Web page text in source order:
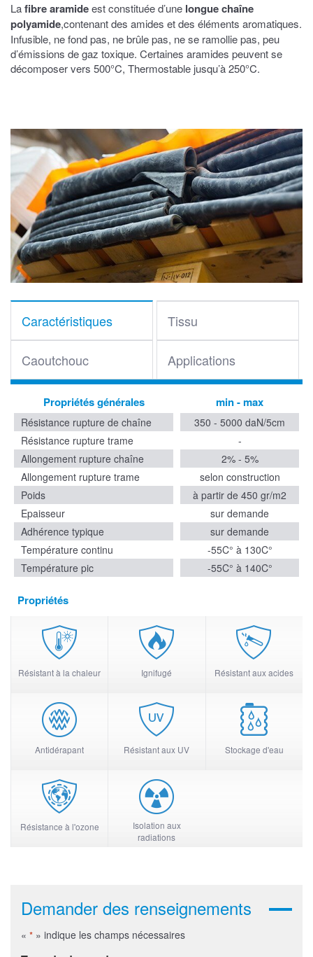
Lafibre aramideest constituée d’une longue chaîne
polyamide,contenant des amides et des éléments aromatiques.
Infusible, ne fond pas, ne brûle pas, ne se ramollie pas, peu
d’émissions de gaz toxique. Certaines aramides peuvent se
décomposer vers 500°C, Thermostable jusqu’à 250°C.
Caractéristiques Tissu
Caoutchouc Applications
Propriétés générales min - max
Résistance rupture de chaîne
350 - 5000 daN/5cm
Résistance rupture trame
-
Allongement rupture chaîne
2% - 5%
Allongement rupture trame
selon construction
Poids
à partir de 450 gr/m2
Epaisseur
sur demande
Adhérence typique
sur demande
Température continu
-55C° à 130C°
Température pic
-55C° à 140C°
Propriétés
Résistant à la chaleur Ignifugé Résistant aux acides
Antidérapant Résistant aux UV Stockage d'eau
Résistance à l'ozone
Isolation aux
radiations
Demander des renseignements
« * » indique les champs nécessaires